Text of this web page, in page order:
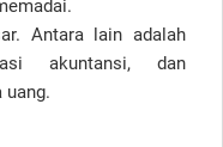
Antara lain adalah
akuntansi, dan
uang.